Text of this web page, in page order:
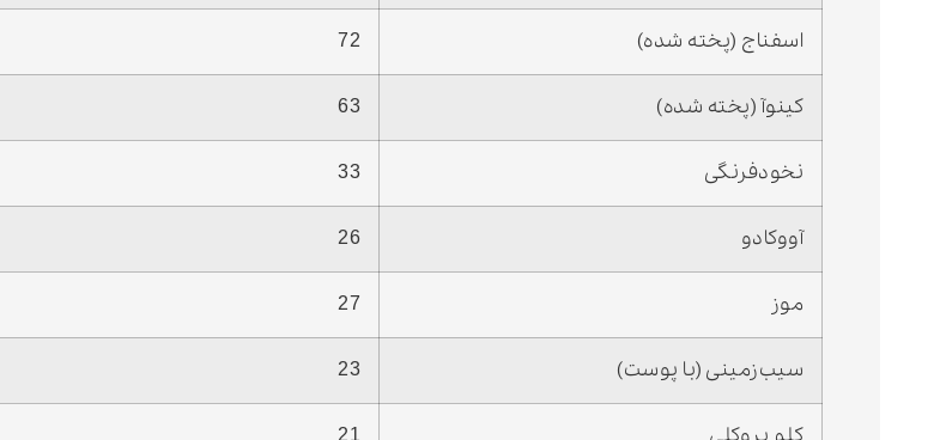
اسفناج (پخته شده) 72
کینوآ (پخته شده) 63
نخودفرنگی 33
آووکادو 26
موز 27
سیب‌زمینی (با پوست) 23